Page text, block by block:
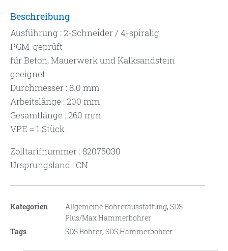
Beschreibung
Ausführung : 2-Schneider / 4-spiralig
PGM-geprüft
für Beton, Mauerwerk und Kalksandstein
geeignet
Durchmesser : 8.0 mm
Arbeitslänge : 200 mm
Gesamtlänge : 260 mm
VPE = 1 Stück
Zolltarifnummer : 82075030
Ursprungsland : CN
Kategorien Allgemeine Bohrerausstattung,SDS
Plus/Max Hammerbohrer
Tags
SDS Bohrer,SDS Hammerbohrer